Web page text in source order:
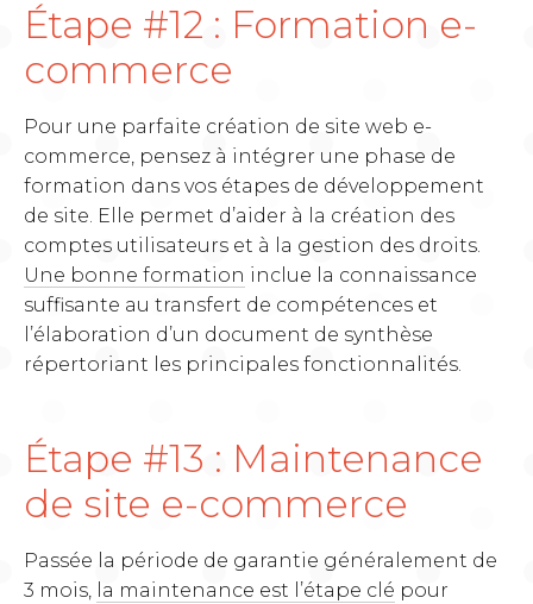
Étape #12 : Formation e-
commerce
Pour une parfaite création de site web e-
commerce, pensez à intégrer une phase de
formation dans vos étapes de développement
de site. Elle permet d’aider à la création des
comptes utilisateurs et à la gestion des droits.
Une bonne formation inclue la connaissance
suffisante au transfert de compétences et
l’élaboration d’un document de synthèse
répertoriant les principales fonctionnalités.
Étape #13 : Maintenance
de site e-commerce
Passée la période de garantie généralement de
3 mois, la maintenance est l’étape clé pour